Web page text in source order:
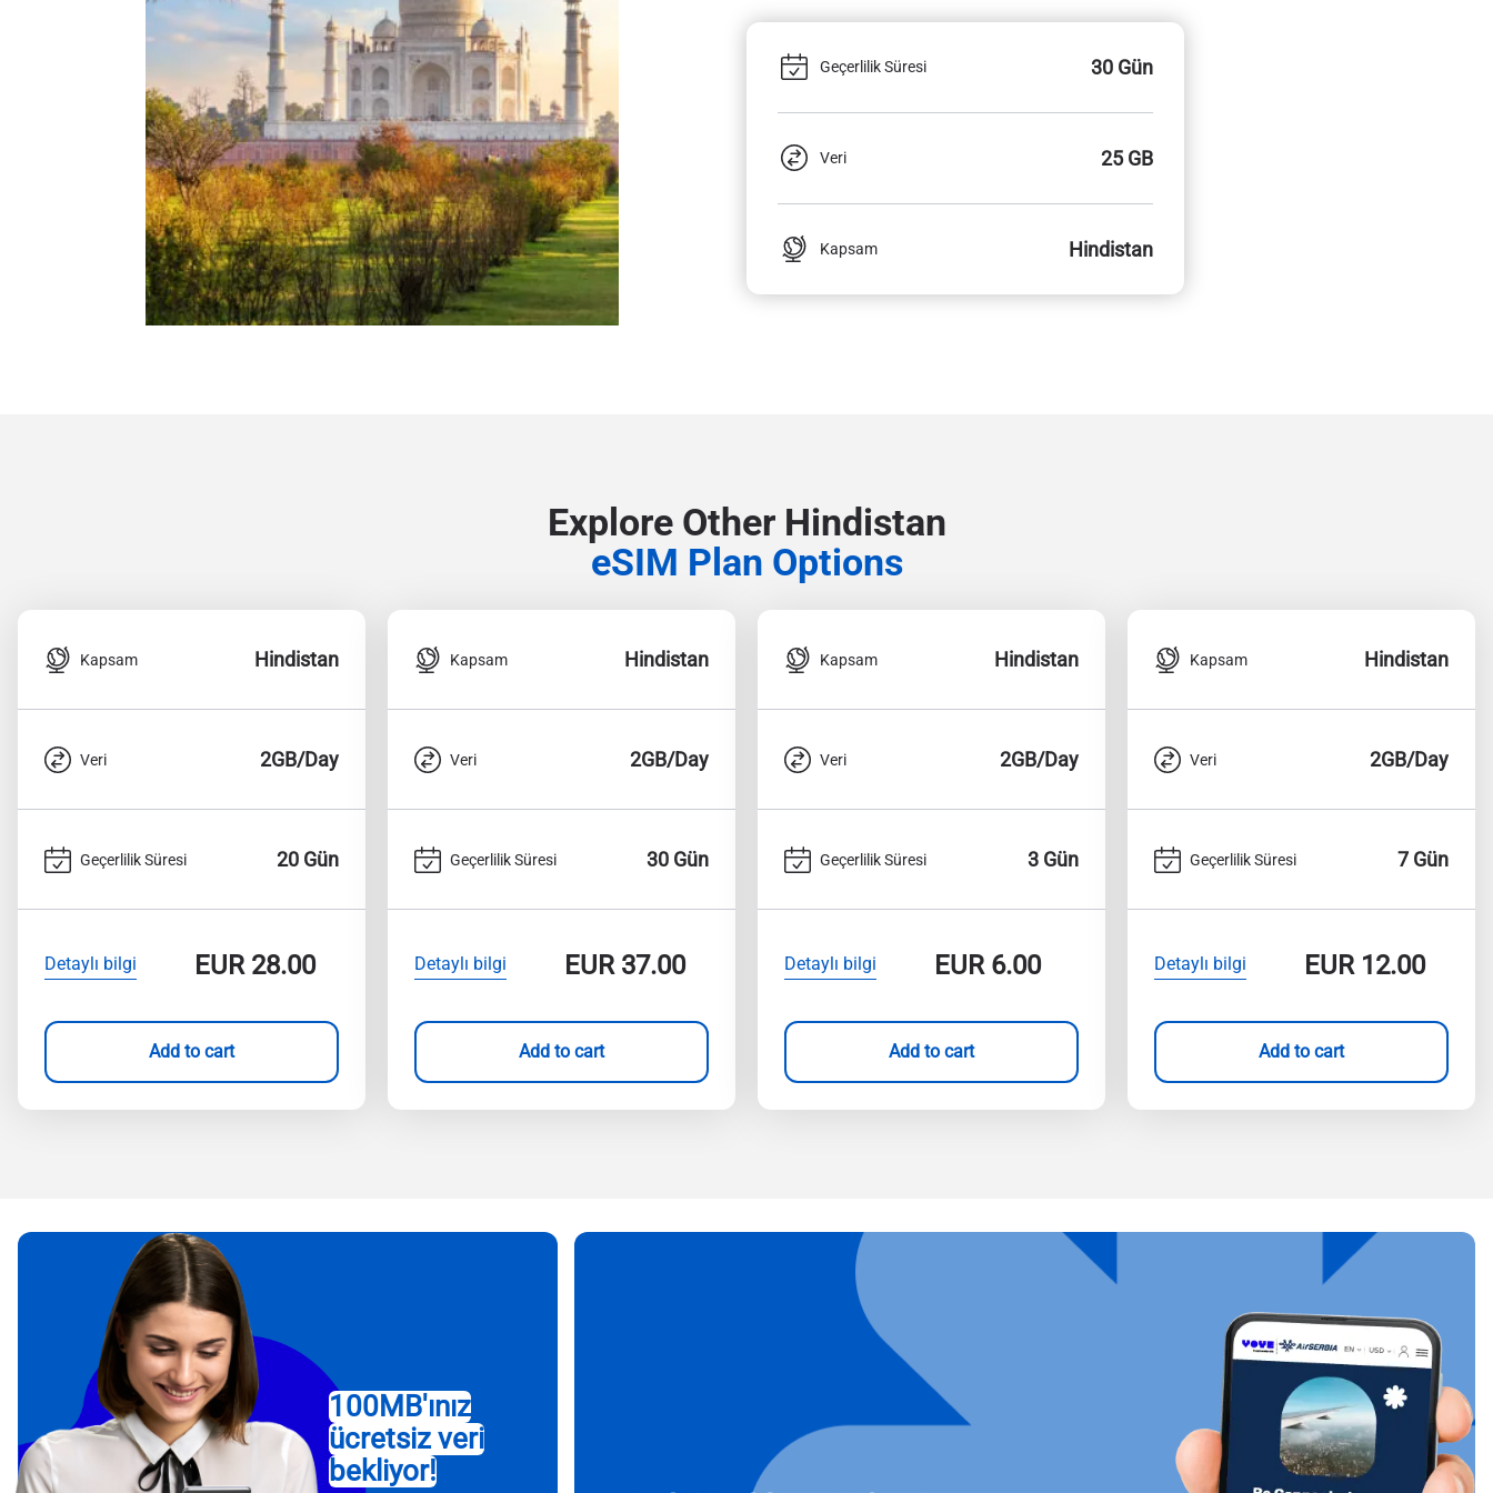
Geçerlilik Süresi 30 Gün
Veri 25 GB
Kapsam Hindistan
Explore Other Hindistan
eSIM Plan Options
Kapsam Hindistan
Veri 2GB/Day
Geçerlilik Süresi 20 Gün
Detaylı bilgi EUR28.00
Add to cart
Kapsam Hindistan
Veri 2GB/Day
Geçerlilik Süresi 30 Gün
Detaylı bilgi EUR37.00
Add to cart
Kapsam Hindistan
Veri 2GB/Day
Geçerlilik Süresi 3 Gün
Detaylı bilgi EUR6.00
Add to cart
Kapsam Hindistan
Veri 2GB/Day
Geçerlilik Süresi 7 Gün
Detaylı bilgi EUR12.00
Add to cart
100MB'ınız
ücretsiz veri
bekliyor!